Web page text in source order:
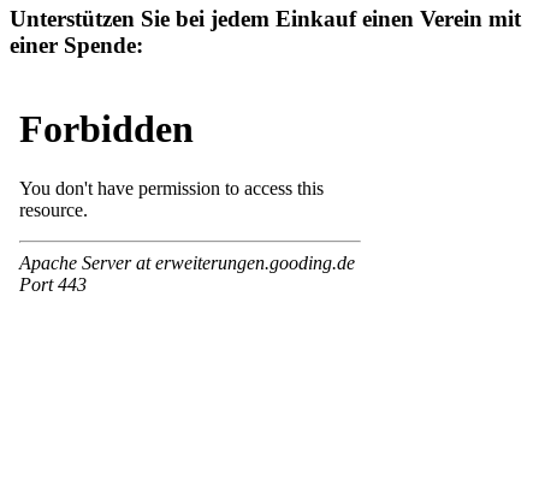
Unterstützen Sie bei jedem Einkauf einen Verein mit
einer Spende: